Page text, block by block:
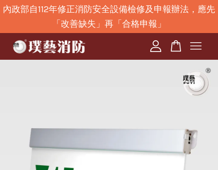
內政部自112年修正消防安全設備檢修及申報辦法，應先
「改善缺失」再「合格申報」
您的購物車目前還是空的。